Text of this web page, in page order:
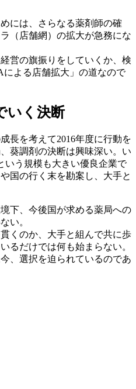
には、さらなる薬剤師の確
（店舗網）の拡大が急務にな
営の旗振りをしていくか、検
よる店舗拡大」の道なので
いく決断
長を考えて2016年度に行動を
葵調剤の決断は興味深い。い
いう規模も大きい優良企業で
国の行く末を勘案し、大手と
下、今後国が求める薬局への
い。
くのか、大手と組んで共に歩
るだけでは何も始まらない。
、選択を迫られているのであ